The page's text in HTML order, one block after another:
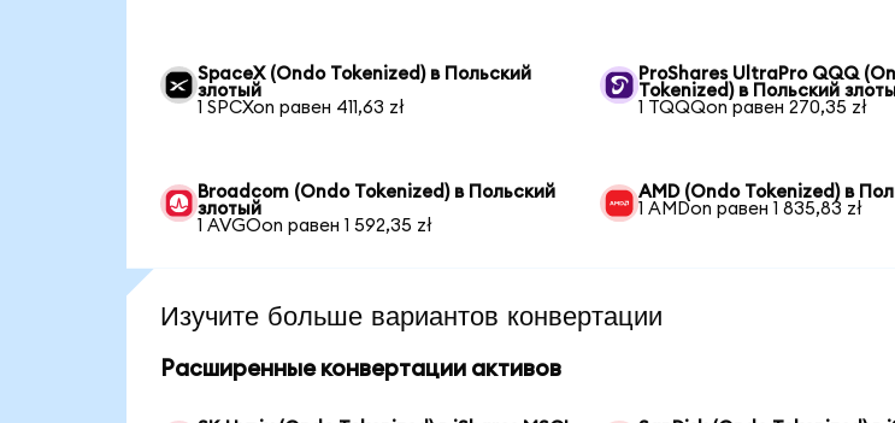
SpaceX (Ondo Tokenized) в Польский
злотый
1 SPCXon равен 411,63 zł
ProShares UltraPro QQQ
Tokenized) в Польский
1 TQQQon равен 270,35 zł
Broadcom (Ondo Tokenized) в Польский
злотый
1 AVGOon равен 1 592,35 zł
AMD (Ondo Tokenized) в
1 AMDon равен 1 835,83 zł
Изучите больше вариантов конвертации
Расширенные конвертации активов